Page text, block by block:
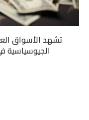
تشهد الأسواق
الجيوسياسية